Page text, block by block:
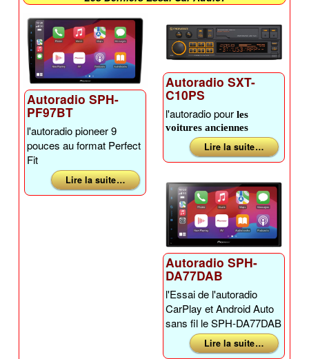
Autoradio SPH-
PF97BT
l'autoradio pioneer 9
pouces au format Perfect
Fit
Lire la suite …
Autoradio SXT-
C10PS
l'autoradio pour les
voitures anciennes
Lire la suite …
Autoradio SPH-
DA77DAB
l'Essai de l'autoradio
CarPlay et Android Auto
sans fil le SPH-DA77DAB
Lire la suite …